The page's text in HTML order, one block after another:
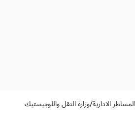
المساطر الادارية/وزارة النقل واللوجيستيك